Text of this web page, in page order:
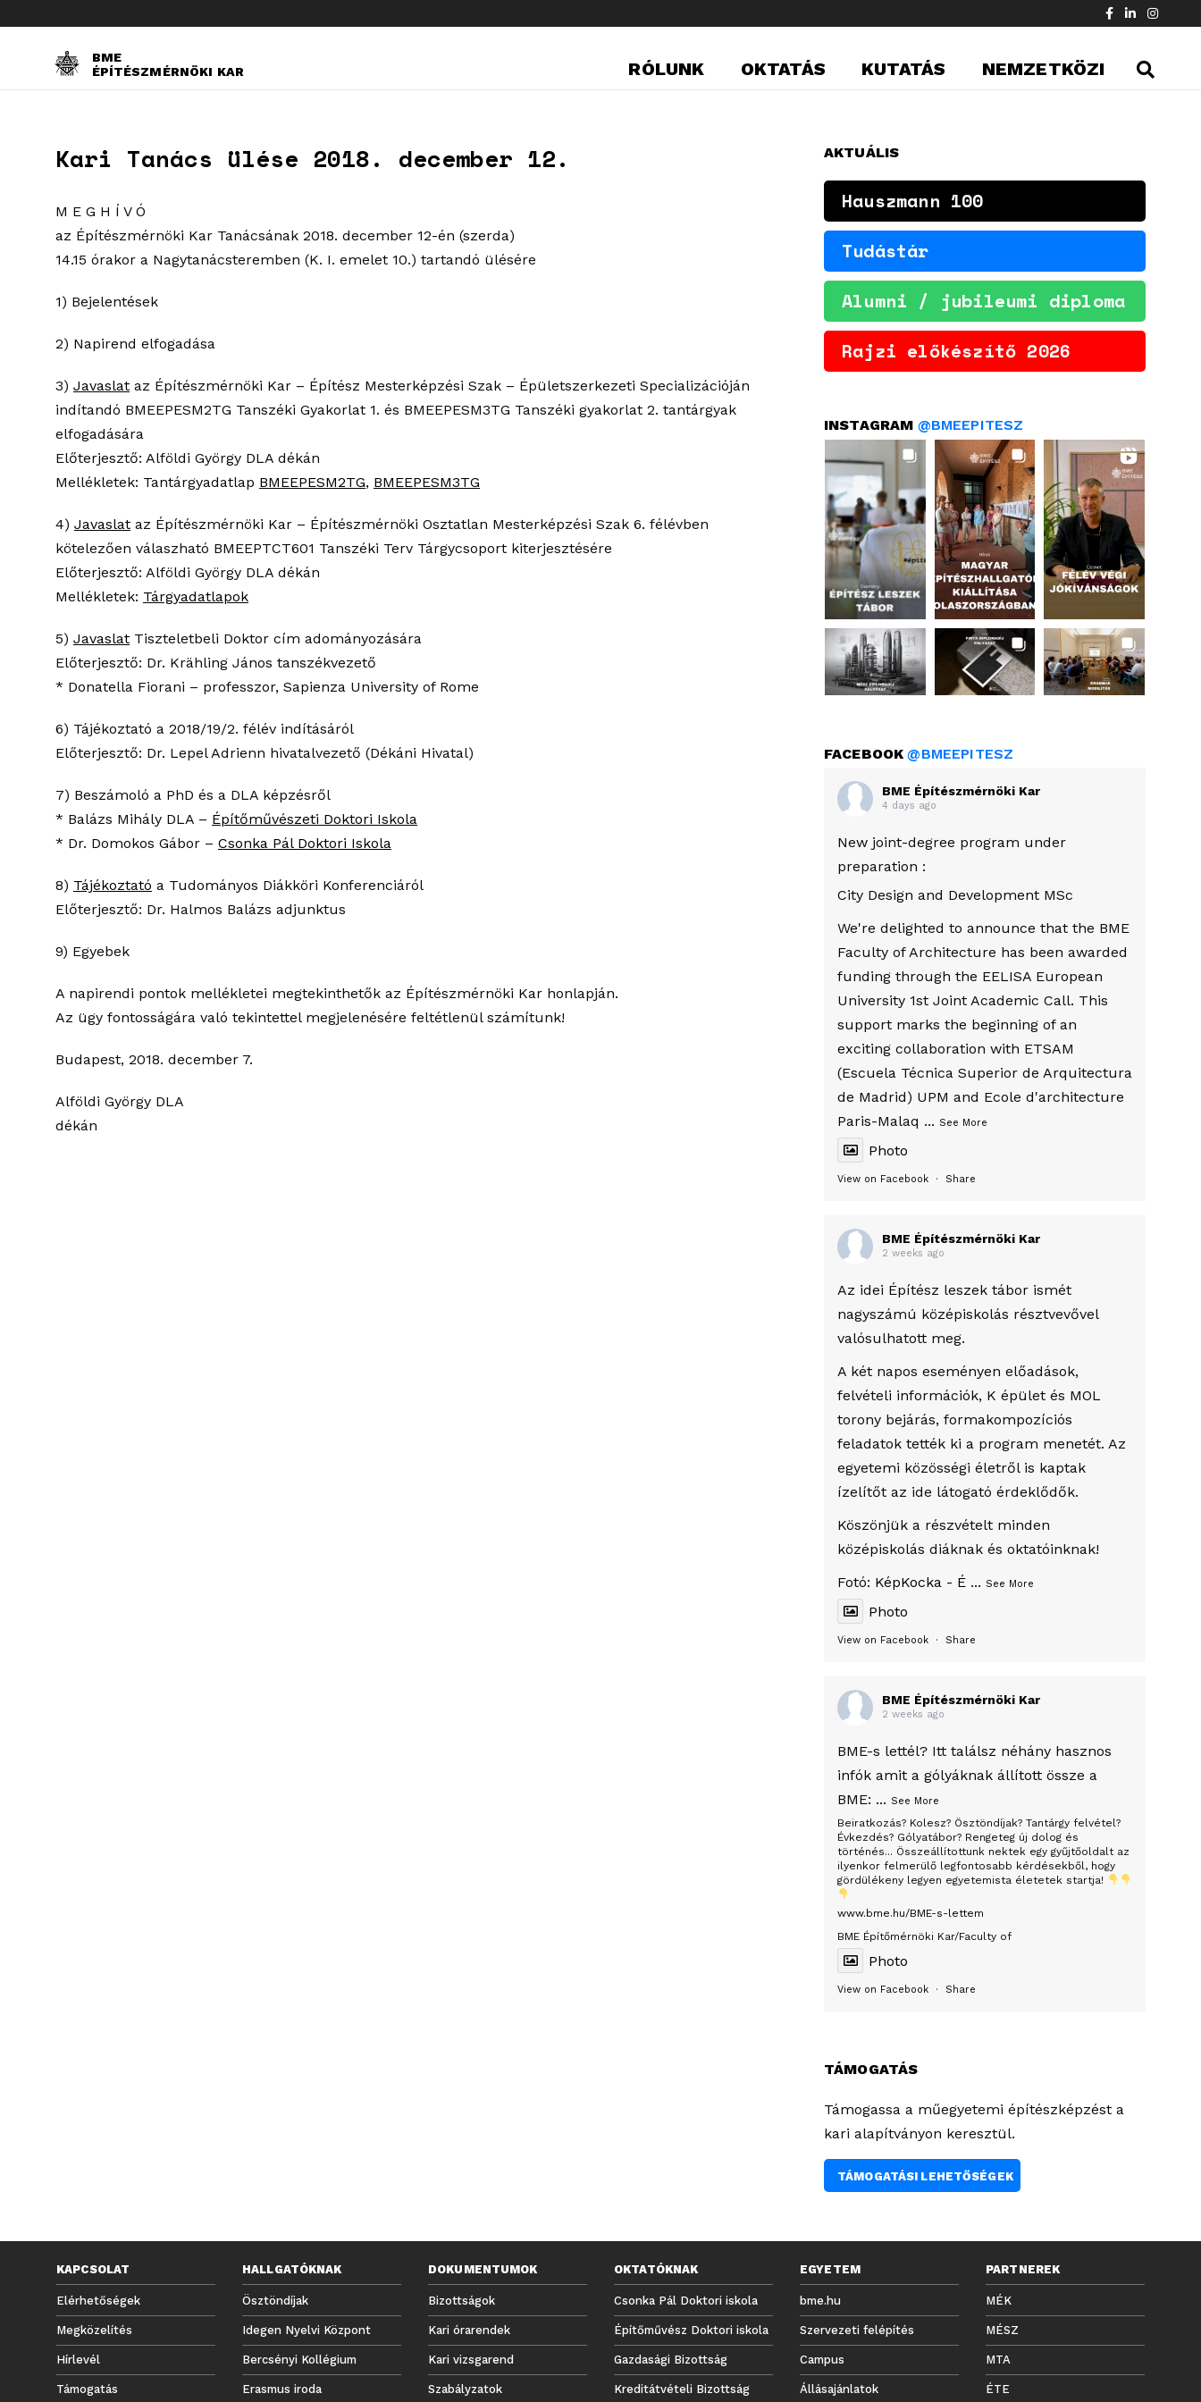
BME
ÉPÍTÉSZMÉRNÖKI KAR
RÓLUNK OKTATÁS KUTATÁS NEMZETKÖZI
Kari Tanács ülése 2018. december 12.
M E G H Í V Ó
az Építészmérnöki Kar Tanácsának 2018. december 12-én (szerda)
14.15 órakor a Nagytanácsteremben (K. I. emelet 10.) tartandó ülésére
1) Bejelentések
2) Napirend elfogadása
3) Javaslat az Építészmérnöki Kar – Építész Mesterképzési Szak – Épületszerkezeti Specializációján
indítandó BMEEPESM2TG Tanszéki Gyakorlat 1. és BMEEPESM3TG Tanszéki gyakorlat 2. tantárgyak
elfogadására
Előterjesztő: Alföldi György DLA dékán
Mellékletek: Tantárgyadatlap BMEEPESM2TG, BMEEPESM3TG
4) Javaslat az Építészmérnöki Kar – Építészmérnöki Osztatlan Mesterképzési Szak 6. félévben
kötelezően válaszható BMEEPTCT601 Tanszéki Terv Tárgycsoport kiterjesztésére
Előterjesztő: Alföldi György DLA dékán
Mellékletek: Tárgyadatlapok
5) Javaslat Tiszteletbeli Doktor cím adományozására
Előterjesztő: Dr. Krähling János tanszékvezető
* Donatella Fiorani – professzor, Sapienza University of Rome
6) Tájékoztató a 2018/19/2. félév indításáról
Előterjesztő: Dr. Lepel Adrienn hivatalvezető (Dékáni Hivatal)
7) Beszámoló a PhD és a DLA képzésről
* Balázs Mihály DLA – Építőművészeti Doktori Iskola
* Dr. Domokos Gábor – Csonka Pál Doktori Iskola
8) Tájékoztató a Tudományos Diákköri Konferenciáról
Előterjesztő: Dr. Halmos Balázs adjunktus
9) Egyebek
A napirendi pontok mellékletei megtekinthetők az Építészmérnöki Kar honlapján.
Az ügy fontosságára való tekintettel megjelenésére feltétlenül számítunk!
Budapest, 2018. december 7.
Alföldi György DLA
dékán
AKTUÁLIS
Hauszmann 100
Tudástár
Alumni / jubileumi diploma
Rajzi előkészítő 2026
INSTAGRAM @BMEEPITESZ
FACEBOOK@BMEEPITESZ
BME Építészmérnöki Kar
4 days ago
New joint-degree program under
preparation :
City Design and Development MSc
We're delighted to announce that the BME
Faculty of Architecture has been awarded
funding through the EELISA European
University 1st Joint Academic Call. This
support marks the beginning of an
exciting collaboration with ETSAM
(Escuela Técnica Superior de Arquitectura
de Madrid) UPM and Ecole d'architecture
Paris-Malaq ... See More
Photo
View on Facebook · Share
BME Építészmérnöki Kar
2 weeks ago
Az idei Építész leszek tábor ismét
nagyszámú középiskolás résztvevővel
valósulhatott meg.
A két napos eseményen előadások,
felvételi információk, K épület és MOL
torony bejárás, formakompozíciós
feladatok tették ki a program menetét. Az
egyetemi közösségi életről is kaptak
ízelítőt az ide látogató érdeklődők.
Köszönjük a részvételt minden
középiskolás diáknak és oktatóinknak!
Fotó: KépKocka - É ... See More
Photo
View on Facebook · Share
BME Építészmérnöki Kar
2 weeks ago
BME-s lettél? Itt találsz néhány hasznos
infók amit a gólyáknak állított össze a
BME:
Beiratkozás? Kolesz? Ösztöndíjak? Tantárgy felvétel?
Évkezdés? Gólyatábor? Rengeteg új dolog és
történés... Összeállítottunk nektek egy gyűjtőoldalt az
ilyenkor felmerülő legfontosabb kérdésekből, hogy
gördülékeny legyen egyetemista életetek startja!
www.bme.hu/BME-s-lettem
BME Építőmérnöki Kar/Faculty of
... See More
Photo
View on Facebook · Share
TÁMOGATÁS
Támogassa a műegyetemi építészképzést a
kari alapítványon keresztül.
TÁMOGATÁSI LEHETŐSÉGEK
KAPCSOLAT
Elérhetőségek
Megközelítés
Hírlevél
Támogatás
HALLGATÓKNAK
Ösztöndíjak
Idegen Nyelvi Központ
Bercsényi Kollégium
Erasmus iroda
DOKUMENTUMOK
Bizottságok
Kari órarendek
Kari vizsgarend
Szabályzatok
OKTATÓKNAK
Csonka Pál Doktori iskola
Építőművész Doktori iskola
Gazdasági Bizottság
Kreditátvételi Bizottság
EGYETEM
bme.hu
Szervezeti felépítés
Campus
Állásajánlatok
PARTNEREK
MÉK
MÉSZ
MTA
ÉTE